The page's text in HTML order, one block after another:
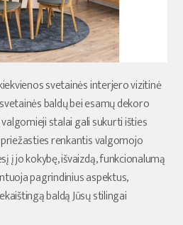
svetainės interjero vizitinė
baldų bei esamų dekoro
stalai gali sukurti išties
renkantis valgomojo
į jo kokybę, išvaizdą, funkcionalumą
pagrindinius aspektus,
baldą Jūsų stilingai